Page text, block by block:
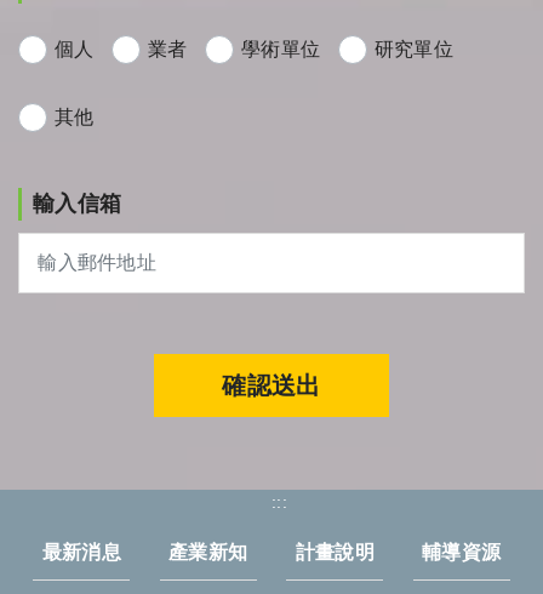
個人 業者 學術單位 研究單位
其他
輸入信箱
確認送出
:::
最新消息 產業新知 計畫說明 輔導資源